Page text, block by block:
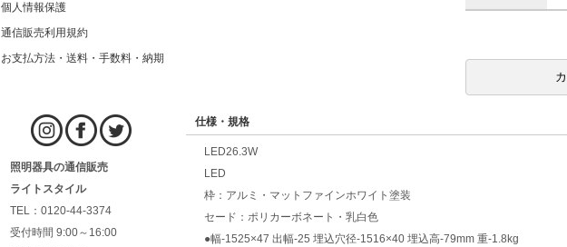
個人情報保護
通信販売利用規約
お支払方法・送料・手数料・納期
照明器具の通信販売
ライトスタイル
TEL：0120-44-3374
受付時間 9:00～16:00
仕様・規格
LED26.3W
LED
枠：アルミ・マットファインホワイト塗装
セード：ポリカーボネート・乳白色
●幅-1525×47 出幅-25 埋込穴径-1516×40 埋込高-79mm 重-1.8kg